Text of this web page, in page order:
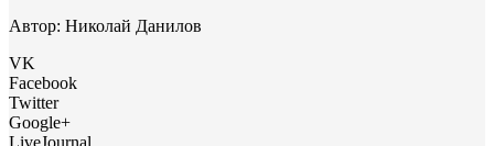
Автор: Николай Данилов
VK
Facebook
Twitter
Google+